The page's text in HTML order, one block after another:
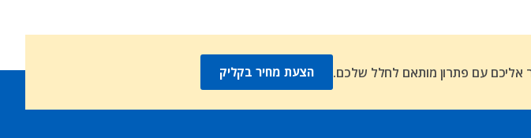
אליכם עם פתרון מותאם לחלל שלכם. הצעת מחיר בקליק